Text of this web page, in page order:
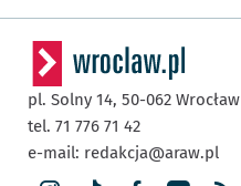
pl. Solny 14, 50-062 Wrocław
tel. 71 776 71 42
e-mail: redakcja@araw.pl